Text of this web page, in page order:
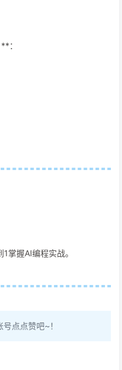
：
握AI编程实战。
点点赞吧~！